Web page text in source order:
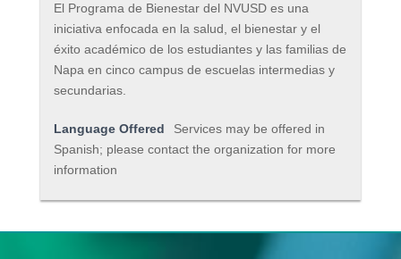
El Programa de Bienestar del NVUSD es una
iniciativa enfocada en la salud, el bienestar y el
éxito académico de los estudiantes y las familias de
Napa en cinco campus de escuelas intermedias y
secundarias.
Language Offered
Services may be offered in
Spanish; please contact the organization for more
information